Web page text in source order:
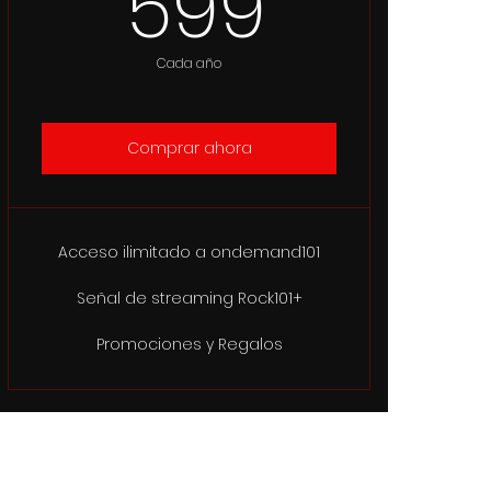
Cada año
Comprar ahora
Acceso ilimitado a ondemand101
Señal de streaming Rock101+
Promociones y Regalos